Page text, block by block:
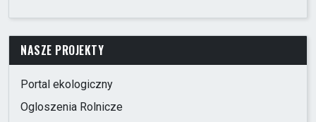
NASZE PROJEKTY
Portal ekologiczny
Ogloszenia Rolnicze